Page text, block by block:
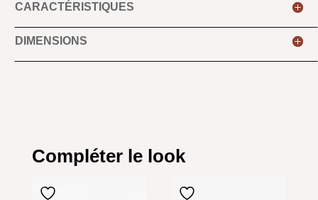
CARACTÉRISTIQUES
DIMENSIONS
Compléter le look